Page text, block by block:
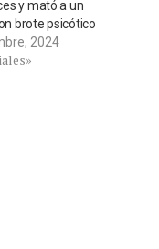
y mató a un
brote psicótico
2024